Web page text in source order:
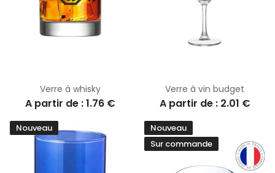
Verre à whisky
A partir de : 1.76 €
Verre à vin budget
A partir de : 2.01 €
Nouveau
Nouveau
Sur commande